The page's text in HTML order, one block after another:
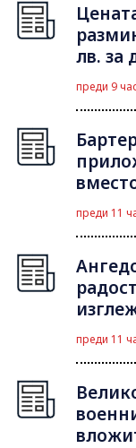
лв. за
преди 9
преди 11
преди 11